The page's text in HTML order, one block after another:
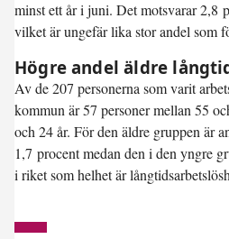
minst ett år i juni. Det motsvarar 2,8
vilket är ungefär lika stor andel som
Högre andel äldre
Av de 207 personerna som varit
kommun är 57 personer mellan 55
och 24 år. För den äldre gruppen är
1,7 procent medan den i den yngre
i riket som helhet är